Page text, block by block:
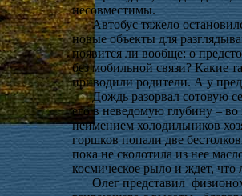
несовместимы.
Автобус тяжело
новые объекты для
появится ли вообще: о
без мобильной связи? Какие
приводили родители. А у
Дождь разорвал сотовую
его в неведомую глубину – во
неимением холодильников
горшков попали две
пока не сколотила из нее
космическое рыло и ждет,
Олег представил